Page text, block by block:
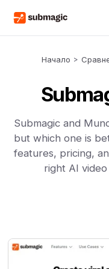
Начало >
Submagic and
but which one is
features, pricing,
right AI